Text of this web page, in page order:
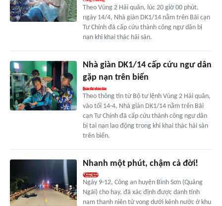
Theo Vùng 2 Hải quân, lúc 20 giờ 00 phút,
ngày 14/4, Nhà giàn DK1/14 nằm trên Bãi cạn
Tư Chính đã cấp cứu thành công ngư dân bị
nạn khi khai thác hải sản.
Nhà giàn DK1/14 cấp cứu ngư dân
gặp nạn trên biển
Theo thông tin từ Bộ tư lệnh Vùng 2 Hải quân,
vào tối 14-4, Nhà giàn DK1/14 nằm trên Bãi
cạn Tư Chính đã cấp cứu thành công ngư dân
bị tai nạn lao động trong khi khai thác hải sản
trên biển.
Nhanh một phút, chậm cả đời!
Ngày 9-12, Công an huyện Bình Sơn (Quảng
Ngãi) cho hay, đã xác định được danh tính
nam thanh niên tử vong dưới kênh nước ở khu